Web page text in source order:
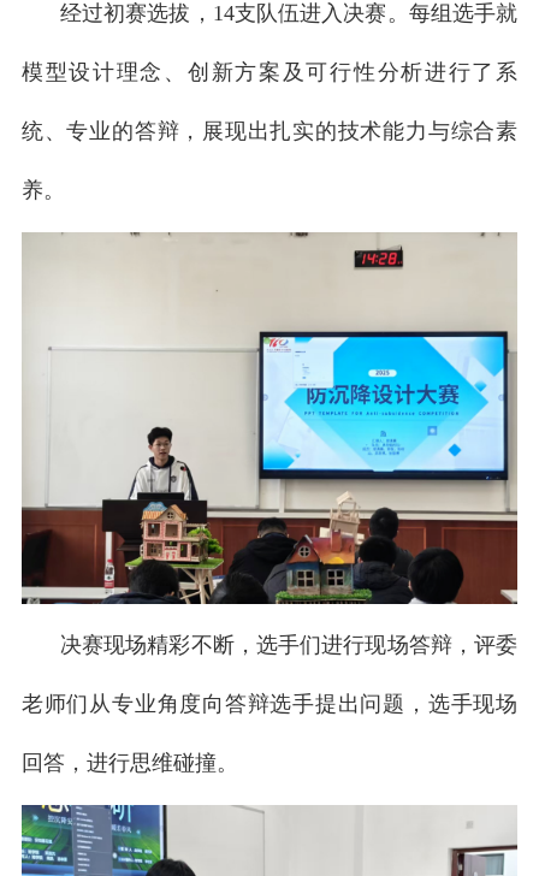
经过初赛选拔，14支队伍进入决赛。每组选手就
模型设计理念、创新方案及可行性分析进行了系
统、专业的答辩，展现出扎实的技术能力与综合素
养。
决赛现场精彩不断，选手们进行现场答辩，评委
老师们从专业角度向答辩选手提出问题，选手现场
回答，进行思维碰撞。